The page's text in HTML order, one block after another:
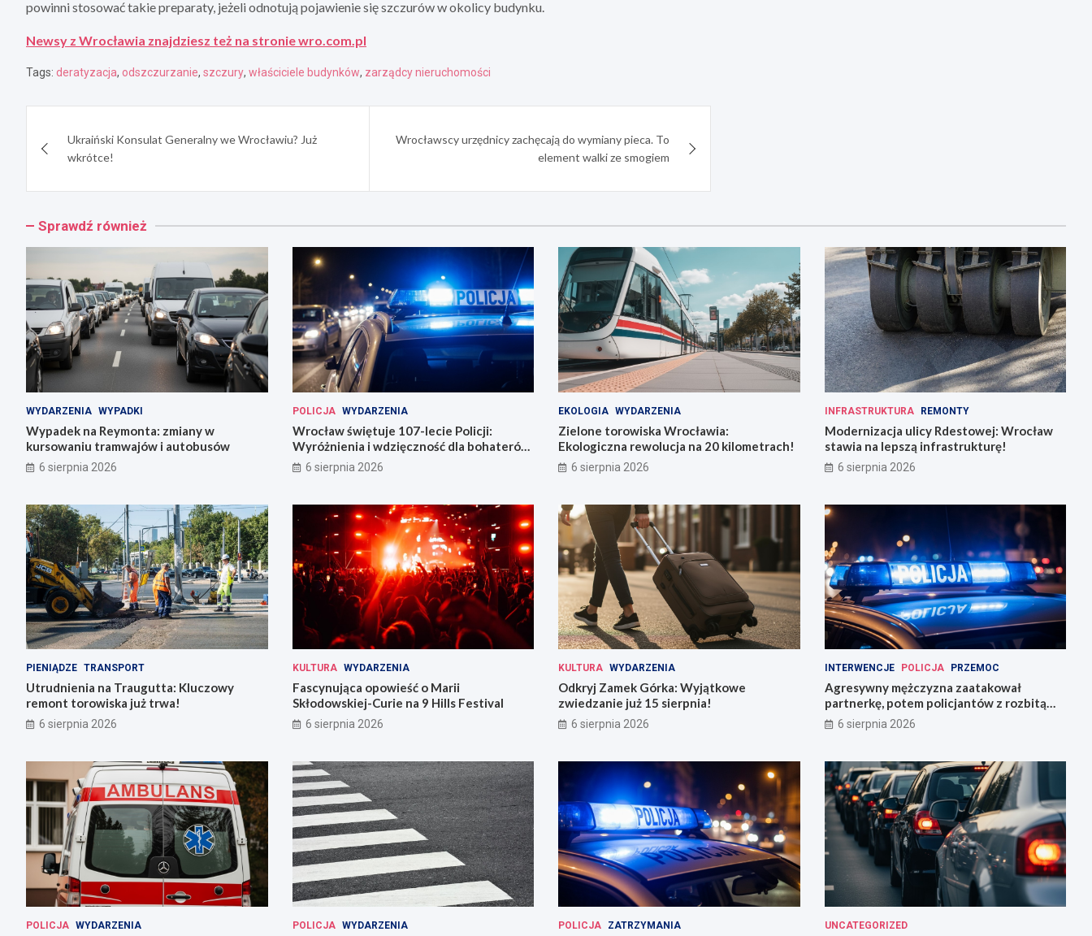
powinni stosować takie preparaty, jeżeli odnotują pojawienie się szczurów w okolicy budynku.
Newsy z Wrocławia znajdziesz też na stronie wro.com.pl
Tags: deratyzacja, odszczurzanie, szczury, właściciele budynków, zarządcy nieruchomości
wpisuUkraiński Konsulat Generalny we Wrocławiu? Już
wkrótce!
Wrocławscy urzędnicy zachęcają do wymiany pieca. To
element walki ze smogiem
Sprawdź również
WYDARZENIA WYPADKI
Wypadek na Reymonta: zmiany w
kursowaniu tramwajów i autobusów
6 sierpnia 2026
POLICJA WYDARZENIA
Wrocław świętuje 107-lecie Policji:
Wyróżnienia i wdzięczność dla bohaterów
codzienności
6 sierpnia 2026
EKOLOGIA WYDARZENIA
Zielone torowiska Wrocławia:
Ekologiczna rewolucja na 20 kilometrach!
6 sierpnia 2026
INFRASTRUKTURA REMONTY
Modernizacja ulicy Rdestowej: Wrocław
stawia na lepszą infrastrukturę!
6 sierpnia 2026
PIENIĄDZE TRANSPORT
Utrudnienia na Traugutta: Kluczowy
remont torowiska już trwa!
6 sierpnia 2026
KULTURA WYDARZENIA
Fascynująca opowieść o Marii
Skłodowskiej-Curie na 9 Hills Festival
6 sierpnia 2026
KULTURA WYDARZENIA
Odkryj Zamek Górka: Wyjątkowe
zwiedzanie już 15 sierpnia!
6 sierpnia 2026
INTERWENCJE POLICJA PRZEMOC
Agresywny mężczyzna zaatakował
partnerkę, potem policjantów z rozbitą
butelką
6 sierpnia 2026
POLICJA WYDARZENIA POLICJA WYDARZENIA POLICJA ZATRZYMANIA UNCATEGORIZED